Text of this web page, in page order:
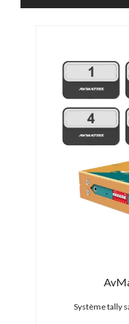
Système tally